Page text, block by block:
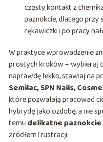
częsty kontakt z
paznokcie, dlatego przy
rękawiczki i po pracy
W praktyce wprowadzenie
prostych kroków – wybieraj
naprawdę lekko, stawiaj na
Semilac, SPN Nails,
które pozwalają pracować
hybrydę jako ozdobę, a nie
temudelikatne paznokcie
źródłem frustracji.